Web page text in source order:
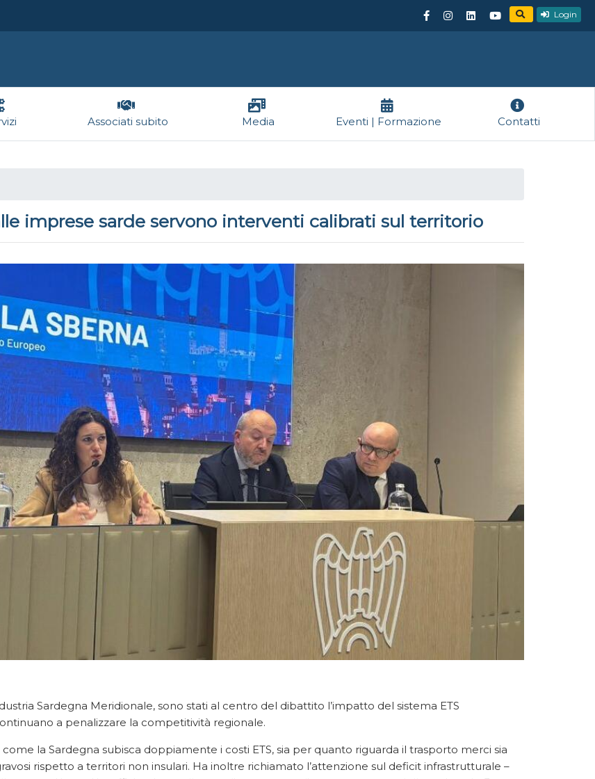
Login
Associati subito Media Eventi | Formazione Contatti
imprese sarde servono interventi calibrati sul territorio
Sardegna Meridionale, sono stati al centro del dibattito l’impatto del sistema ETS
a penalizzare la competitività regionale.
la Sardegna subisca doppiamente i costi ETS, sia per quanto riguarda il trasporto merci sia
rispetto a territori non insulari. Ha inoltre richiamato l’attenzione sul deficit infrastrutturale –